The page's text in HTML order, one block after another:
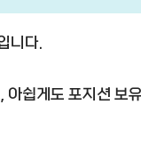
니다.
쉽게도 포지션 보